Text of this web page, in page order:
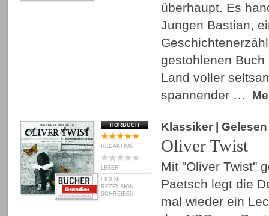
überhaupt. Es
Jungen Bastian,
gestohlenen
Land voller
spannender …
HÖRBUCH
REDAKTION
LESER
EIGENE
REZENSION
SCHREIBEN
Klassiker |
Oliver Twist
Mit "Oliver Twist"
Paetsch legt die
mal wieder ein